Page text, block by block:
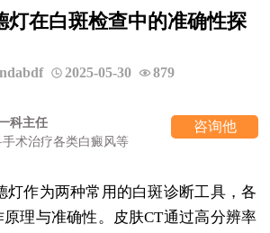
灯在白斑检查中的准确性探
2025-05-30 879
科主任
术治疗各类白癜风等
咨询他
作为两种常用的白斑诊断工具，各
理与准确性。皮肤CT通过高分辨率